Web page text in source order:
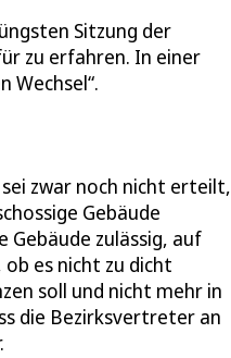
Sitzung der
zu erfahren. In einer
Wechsel“.
zwar noch nicht erteilt,
Gebäude
Gebäude zulässig, auf
es nicht zu dicht
soll und nicht mehr in
die Bezirksvertreter an